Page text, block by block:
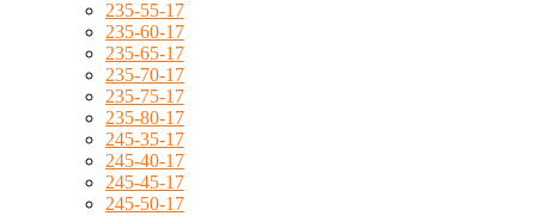
235-55-17
235-60-17
235-65-17
235-70-17
235-75-17
235-80-17
245-35-17
245-40-17
245-45-17
245-50-17